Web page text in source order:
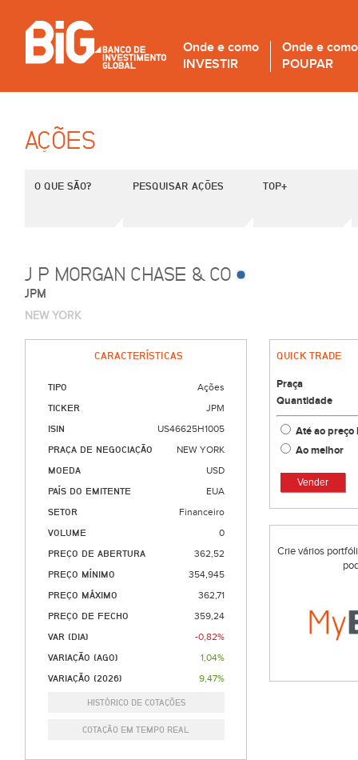
Onde e como
INVESTIR
Onde e como
POUPAR
AÇÕES
O QUE SÃO? PESQUISAR AÇÕES TOP+
J P MORGAN CHASE & CO
JPM
NEW YORK
CARACTERÍSTICAS
TIPO Ações
TICKER JPM
ISIN US46625H1005
PRAÇA DE NEGOCIAÇÃO NEW YORK
MOEDA USD
PAÍS DO EMITENTE EUA
SETOR Financeiro
VOLUME 0
PREÇO DE ABERTURA 362,52
PREÇO MÍNIMO 354,945
PREÇO MÁXIMO 362,71
PREÇO DE FECHO 359,24
VAR (DIA) -0,82%
VARIAÇÃO (AGO) 1,04%
VARIAÇÃO (2026) 9,47%
HISTÓRICO DE COTAÇÕES
COTAÇÃO EM TEMPO REAL
QUICK TRADE
Praça
Quantidade
Até ao
Ao melhor
Vender
Crie vários